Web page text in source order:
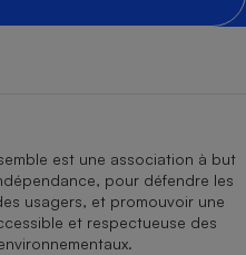
est une association à but
pour défendre les
usagers, et promouvoir une
et respectueuse des